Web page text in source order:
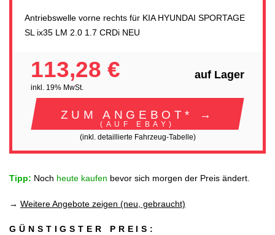
Antriebswelle vorne rechts für KIA HYUNDAI SPORTAGE
SL ix35 LM 2.0 1.7 CRDi NEU
113,28 €
inkl. 19% MwSt.
auf Lager
ZUM ANGEBOT* →
(AUF EBAY)
(inkl. detaillierte Fahrzeug-Tabelle)
Tipp: Noch heute kaufen bevor sich morgen der Preis ändert.
→ Weitere Angebote zeigen (neu, gebraucht)
GÜNSTIGSTER PREIS: